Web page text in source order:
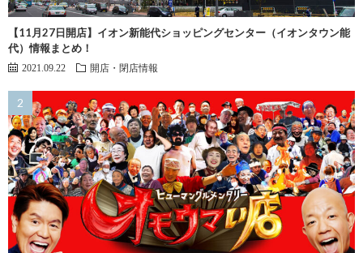
【11月27日開店】イオン新能代ショッピングセンター（イオンタウン能
代）情報まとめ！
2021.09.22 開店・閉店情報